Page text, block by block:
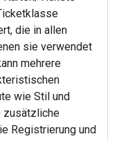
die in allen
sie verwendet
mehrere
wie Stil und
zusätzliche
Registrierung und